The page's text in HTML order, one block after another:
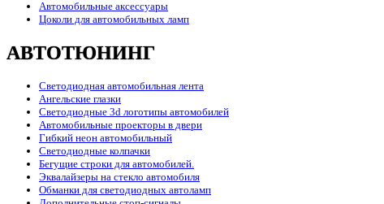
Автомобильные аксессуары
Цоколи для автомобильных ламп
АВТОТЮНИНГ
Светодиодная автомобильная лента
Ангельские глазки
Светодиодные 3d логотипы автомобилей
Автомобильные проекторы в двери
Гибкий неон автомобильный
Светодиодные колпачки
Бегущие строки для автомобилей.
Эквалайзеры на стекло автомобиля
Обманки для светодиодных автоламп